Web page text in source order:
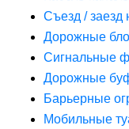
Съезд / заезд
Дорожные
Сигнальные
Дорожные
Барьерные
Мобильные